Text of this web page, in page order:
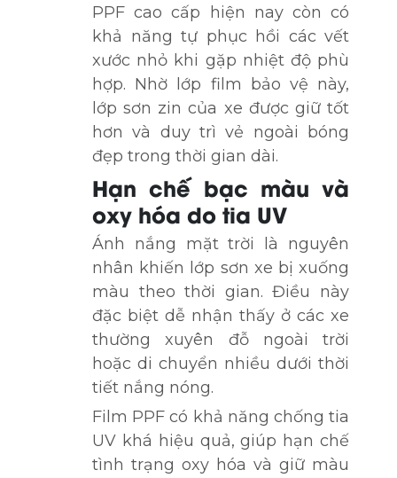
PPF cao cấp hiện nay còn có
khả năng tự phục hồi các vết
xước nhỏ khi gặp nhiệt độ phù
hợp. Nhờ lớp film bảo vệ này,
lớp sơn zin của xe được giữ tốt
hơn và duy trì vẻ ngoài bóng
đẹp trong thời gian dài.
Hạn chế bạc màu và
oxy hóa do tia UV
Ánh nắng mặt trời là nguyên
nhân khiến lớp sơn xe bị xuống
màu theo thời gian. Điều này
đặc biệt dễ nhận thấy ở các xe
thường xuyên đỗ ngoài trời
hoặc di chuyển nhiều dưới thời
tiết nắng nóng.
Film PPF có khả năng chống tia
UV khá hiệu quả, giúp hạn chế
tình trạng oxy hóa và giữ màu